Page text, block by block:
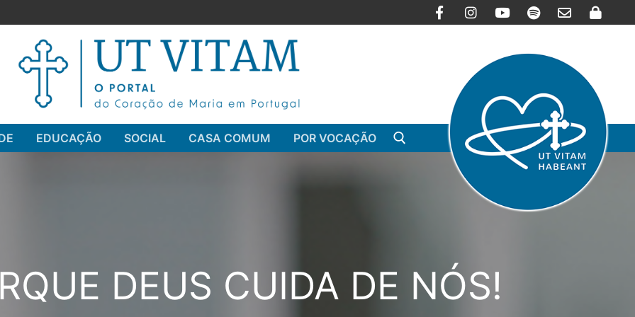
EDUCAÇÃO SOCIAL CASA COMUM POR VOCAÇÃO
DEUS CUIDA DE NÓS!